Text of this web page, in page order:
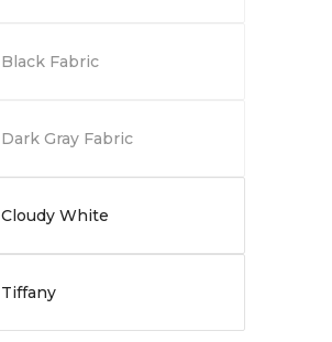
Black Fabric
Dark Gray Fabric
Cloudy White
Tiffany